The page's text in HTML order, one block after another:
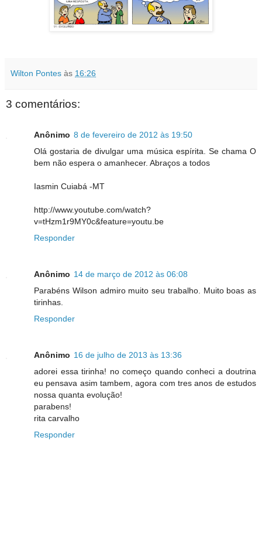
Wilton Pontes às 16:26
3 comentários:
Anônimo 8 de fevereiro de 2012 às 19:50
Olá gostaria de divulgar uma música espírita. Se chama O
bem não espera o amanhecer. Abraços a todos
Iasmin Cuiabá -MT
http://www.youtube.com/watch?
v=tHzm1r9MY0c&feature=youtu.be
Responder
Anônimo 14 de março de 2012 às 06:08
Parabéns Wilson admiro muito seu trabalho. Muito boas as
tirinhas.
Responder
Anônimo 16 de julho de 2013 às 13:36
adorei essa tirinha! no começo quando conheci a doutrina
eu pensava asim tambem, agora com tres anos de estudos
nossa quanta evolução!
parabens!
rita carvalho
Responder